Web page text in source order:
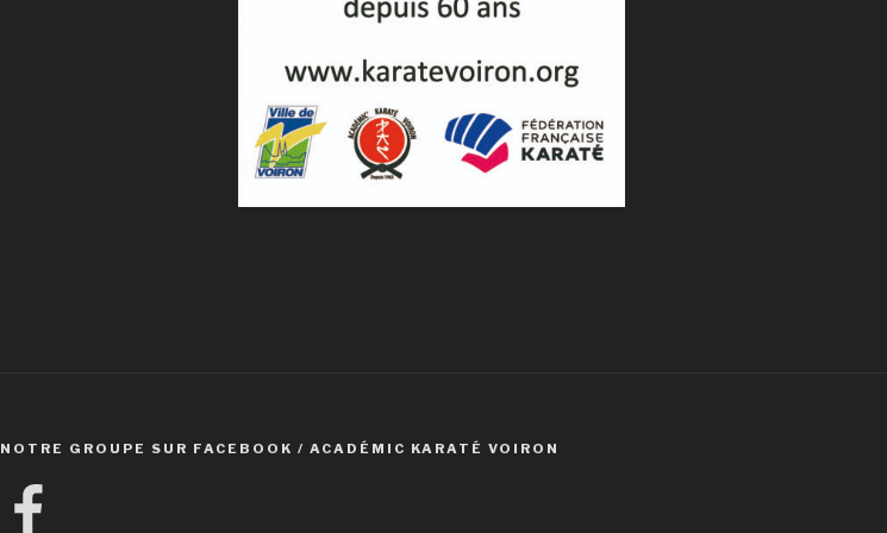
NOTRE GROUPE SUR FACEBOOK / ACADÉMIC KARATÉ VOIRON
Facebook